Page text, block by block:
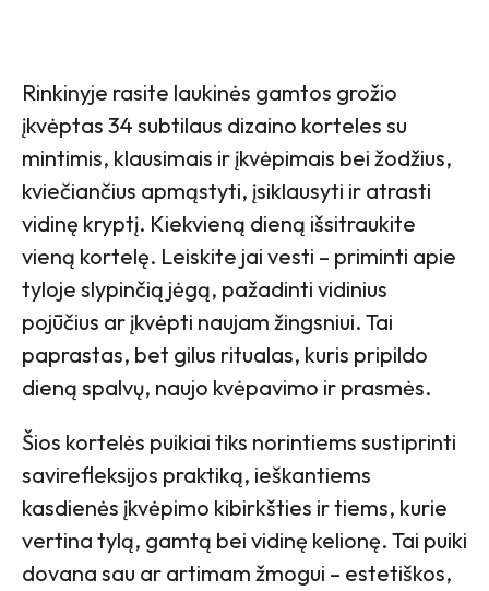
Rinkinyje rasite laukinės gamtos grožio
įkvėptas 34 subtilaus dizaino korteles su
mintimis, klausimais ir įkvėpimais bei žodžius,
kviečiančius apmąstyti, įsiklausyti ir atrasti
vidinę kryptį. Kiekvieną dieną išsitraukite
vieną kortelę. Leiskite jai vesti – priminti apie
tyloje slypinčią jėgą, pažadinti vidinius
pojūčius ar įkvėpti naujam žingsniui. Tai
paprastas, bet gilus ritualas, kuris pripildo
dieną spalvų, naujo kvėpavimo ir prasmės.
Šios kortelės puikiai tiks norintiems sustiprinti
savirefleksijos praktiką, ieškantiems
kasdienės įkvėpimo kibirkšties ir tiems, kurie
vertina tylą, gamtą bei vidinę kelionę. Tai puiki
dovana sau ar artimam žmogui – estetiškos,